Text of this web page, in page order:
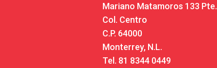
Mariano Matamoros 133 Pte.
Col. Centro
C.P. 64000
Monterrey, N.L.
Tel. 81 8344 0449